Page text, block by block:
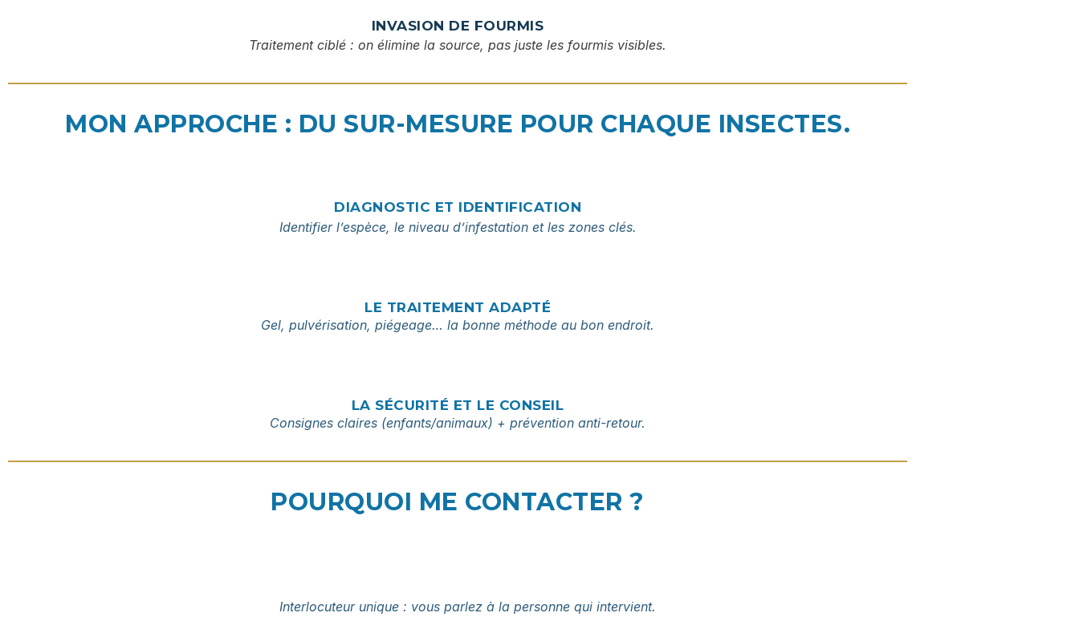
INVASION DE FOURMIS
Traitement ciblé : on élimine la source, pas juste les fourmis visibles.
MON APPROCHE : DU SUR-MESURE POUR CHAQUE INSECTES.
DIAGNOSTIC ET IDENTIFICATION
Identifier l’espèce, le niveau d’infestation et les zones clés.
LE TRAITEMENT ADAPTÉ
Gel, pulvérisation, piégeage… la bonne méthode au bon endroit.
LA SÉCURITÉ ET LE CONSEIL
Consignes claires (enfants/animaux) + prévention anti-retour.
POURQUOI ME CONTACTER ?
Interlocuteur unique : vous parlez à la personne qui intervient.